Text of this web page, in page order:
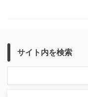
サイト内を検索